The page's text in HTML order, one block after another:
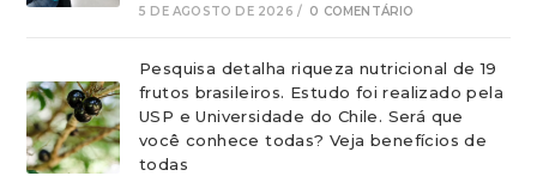
5 DE AGOSTO DE 2026 / 0 COMENTÁRIO
Pesquisa detalha riqueza nutricional de 19
frutos brasileiros. Estudo foi realizado pela
USP e Universidade do Chile. Será que
você conhece todas? Veja benefícios de
todas